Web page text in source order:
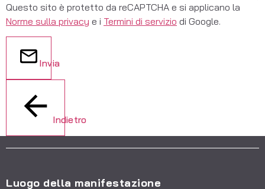
Questo sito è protetto da reCAPTCHA e si applicano la
Norme sulla privacy e i Termini di servizio di Google.
Invia
Indietro
Luogo della manifestazione